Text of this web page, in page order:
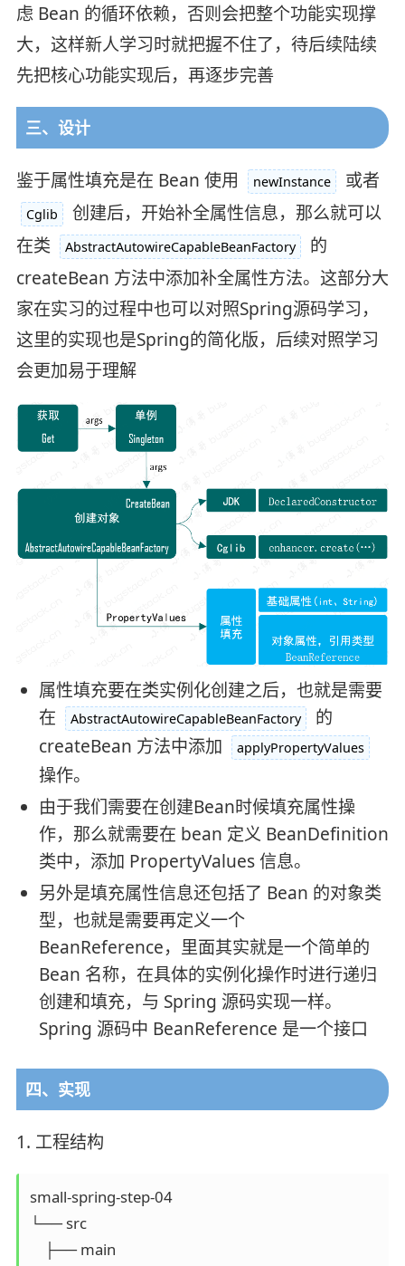
虑 Bean 的循环依赖，否则会把整个功能实现撑
大，这样新人学习时就把握不住了，待后续陆续
先把核心功能实现后，再逐步完善
三、设计
鉴于属性填充是在 Bean 使用 newInstance 或者
Cglib
创建后，开始补全属性信息，那么就可以
在类
AbstractAutowireCapableBeanFactory
的
createBean 方法中添加补全属性方法。 这部分大
家在实习的过程中也可以对照Spring源码学习，
这里的实现也是Spring的简化版，后续对照学习
会更加易于理解
属性填充要在类实例化创建之后，也就是需要
在
AbstractAutowireCapableBeanFactory
的
createBean 方法中添加
applyPropertyValues
操作。
由于我们需要在创建Bean时候填充属性操
作，那么就需要在 bean 定义 BeanDefinition
类中，添加 PropertyValues 信息。
另外是填充属性信息还包括了 Bean 的对象类
型，也就是需要再定义一个
BeanReference，里面其实就是一个简单的
Bean 名称，在具体的实例化操作时进行递归
创建和填充，与 Spring 源码实现一样。
Spring 源码中 BeanReference 是一个接口
四、实现
1. 工程结构
small-spring-step-04
└── src
    ├── main